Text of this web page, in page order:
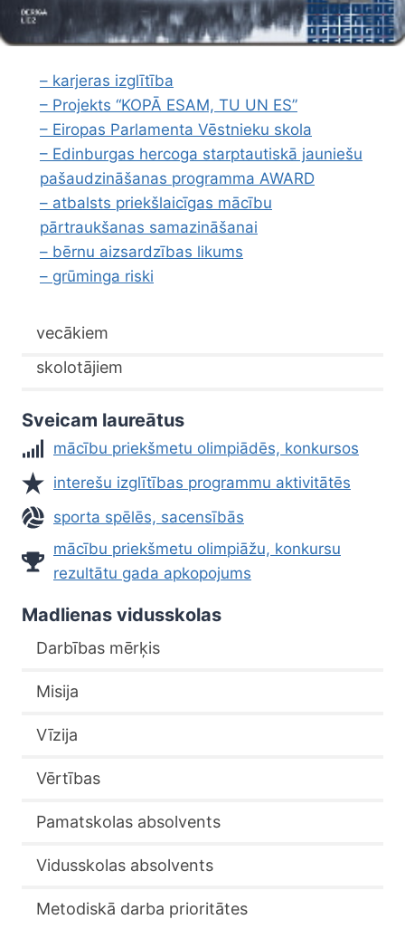
– karjeras izglītība
– Projekts “KOPĀ ESAM, TU UN ES”
– Eiropas Parlamenta Vēstnieku skola
– Edinburgas hercoga starptautiskā jauniešu
pašaudzināšanas programma AWARD
– atbalsts priekšlaicīgas mācību
pārtraukšanas samazināšanai
– bērnu aizsardzības likums
– grūminga riski
vecākiem
skolotājiem
Sveicam laureātus
mācību priekšmetu olimpiādēs, konkursos
interešu izglītības programmu aktivitātēs
sporta spēlēs, sacensībās
mācību priekšmetu olimpiāžu, konkursu
rezultātu gada apkopojums
Madlienas vidusskolas
Darbības mērķis
Misija
Vīzija
Vērtības
Pamatskolas absolvents
Vidusskolas absolvents
Metodiskā darba prioritātes